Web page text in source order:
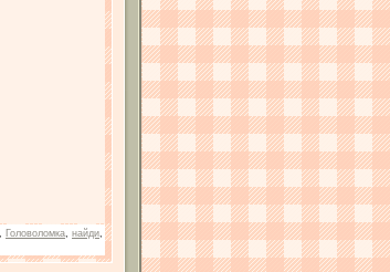
Головоломка найди